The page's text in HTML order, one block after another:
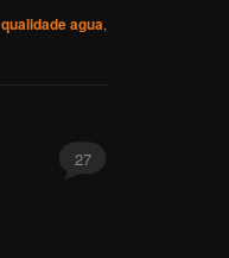
qualidade agua,
27